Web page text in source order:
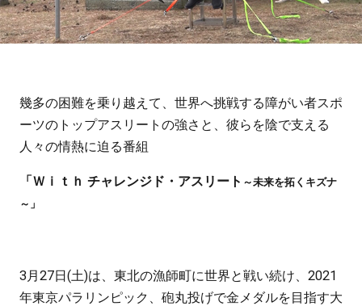
幾多の困難を乗り越えて、世界へ挑戦する障がい者スポ
ーツのトップアスリートの強さと、彼らを陰で支える
人々の情熱に迫る番組
「Ｗｉｔｈ チャレンジド・アスリート ～未来を拓くキズナ
～」
3月27日(土)は、東北の漁師町に世界と戦い続け、2021
年東京パラリンピック、砲丸投げで金メダルを目指す大